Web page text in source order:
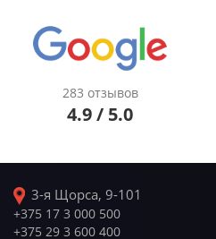
283 отзывов
4.9 / 5.0
3-я Щорса, 9-101
+375 17 3 000 500
+375 29 3 600 400